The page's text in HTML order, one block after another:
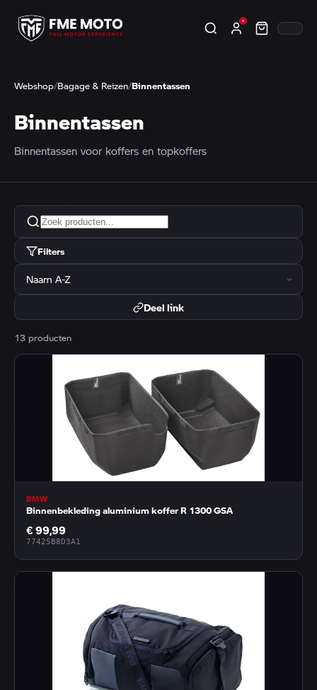
Webshop/Bagage & Reizen/Binnentassen
Binnentassen
Binnentassen voor koffers en topkoffers
Filters
Deel link
13 producten
BMW
Binnenbekleding aluminium koffer R 1300 GSA
€ 99,99
77425B8D3A1